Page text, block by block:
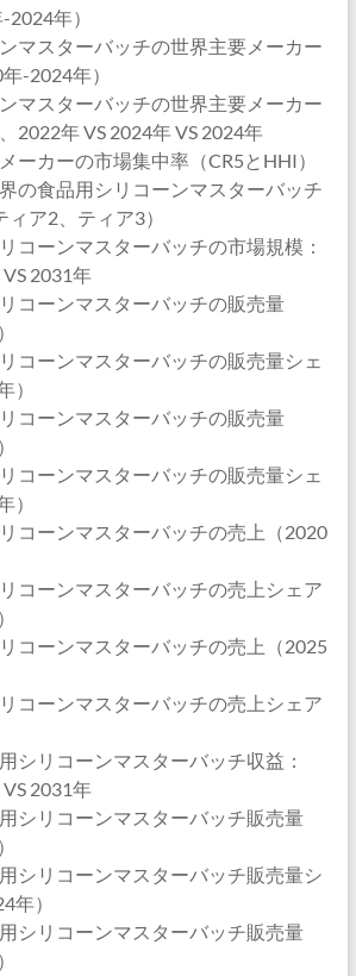
2024年）
マスターバッチの世界主要メーカー
-2024年）
マスターバッチの世界主要メーカー
2022年 VS 2024年 VS 2024年
ーカーの市場集中率（CR5とHHI）
の食品用シリコーンマスターバッチ
ア2、ティア3）
コーンマスターバッチの市場規模：
2031年
コーンマスターバッチの販売量
コーンマスターバッチの販売量シェ
）
コーンマスターバッチの販売量
コーンマスターバッチの販売量シェ
）
コーンマスターバッチの売上（2020
コーンマスターバッチの売上シェア
コーンマスターバッチの売上（2025
コーンマスターバッチの売上シェア
シリコーンマスターバッチ収益：
2031年
シリコーンマスターバッチ販売量
シリコーンマスターバッチ販売量シ
年）
シリコーンマスターバッチ販売量